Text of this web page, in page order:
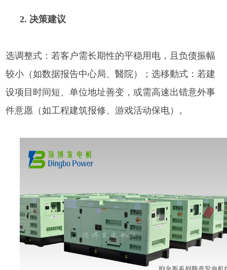
2. 决策建议
选调整式：若客户需长期性的平稳用电，且负债振幅
较小（如数据报告中心局、醫院）；选移動式：若建
设项目时间短、单位地址善变，或需高速出错意外事
件意愿（如工程建筑报修、游戏活动保电）。